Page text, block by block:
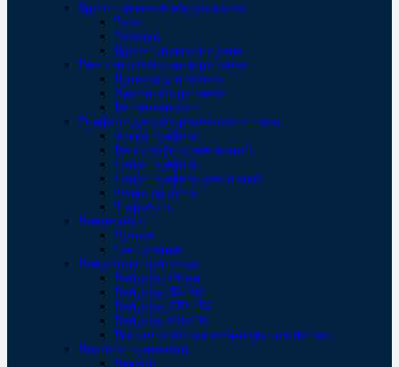
Грузоподъемное оборудование
Тали
Лебедки
Грузоподъемные краны
Емкости для бетона и раствора
Бункеры для бетона
Ящики для раствора
Бетономешалки
Профили для деформационных швов
Альфа профиль
Бета профиль ремонтный
Синус профиль
Синус профиль ремонтный
Омега профиль
Т профиль
Виброрейки
Ручные
Секционные
Вибраторы глубинные
Вибратор Dingo
Вибратор JB-160
Вибратор ZIP-150
Bибратор FO-230
Высокочастотные вибраторы для бетона
Вязатели проволоки
Крючки